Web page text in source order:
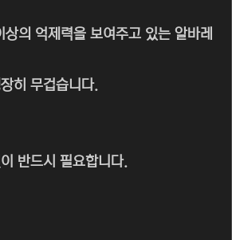
의 억제력을 보여주고 있는 알바레
히 무겁습니다.
반드시 필요합니다.